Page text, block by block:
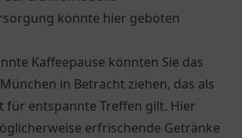
könnte hier geboten
Kaffeepause könnten Sie das
in Betracht ziehen, das als
für entspannte Treffen gilt. Hier
erfrischende Getränke